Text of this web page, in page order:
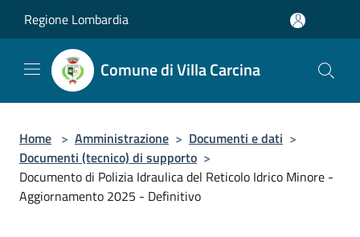
Regione Lombardia
Comune di Villa Carcina
Home > Amministrazione > Documenti e dati >
Documenti (tecnico) di supporto >
Documento di Polizia Idraulica del Reticolo Idrico Minore -
Aggiornamento 2025 - Definitivo